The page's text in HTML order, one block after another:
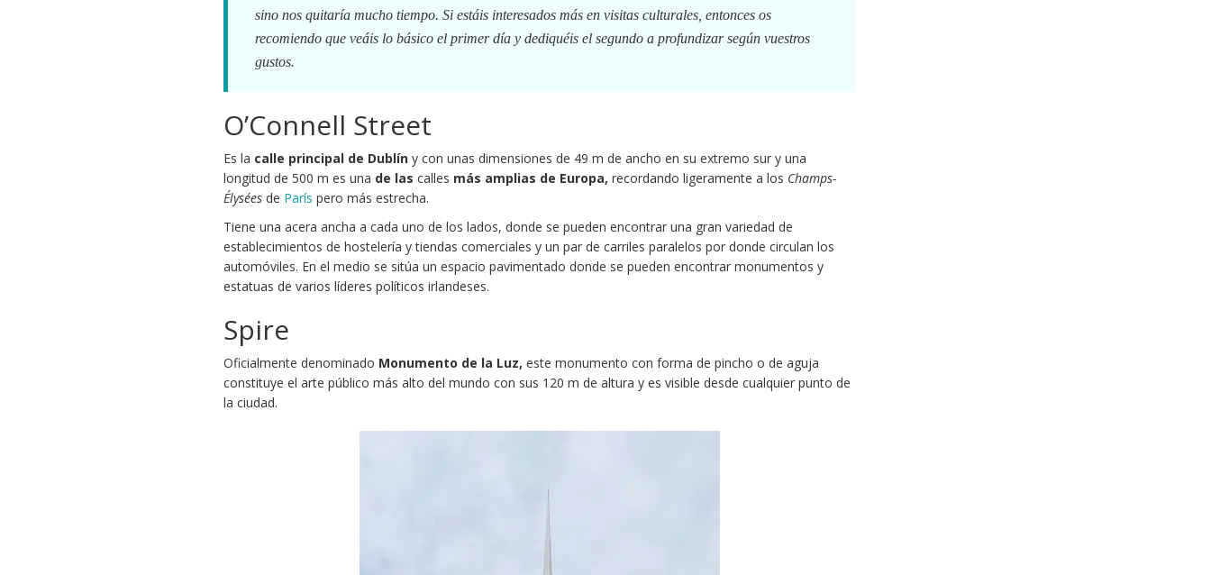
sino nos quitaría mucho tiempo. Si estáis interesados más en visitas culturales, entonces os
recomiendo que veáis lo básico el primer día y dediquéis el segundo a profundizar según vuestros
gustos.
O’Connell Street
Es la calle principal de Dublín y con unas dimensiones de 49 m de ancho en su extremo sur y una
longitud de 500 m es una de las calles más amplias de Europa,recordando ligeramente a los Champs-
Élysées de París pero más estrecha.
Tiene una acera ancha a cada uno de los lados, donde se pueden encontrar una gran variedad de
establecimientos de hostelería y tiendas comerciales y un par de carriles paralelos por donde circulan los
automóviles. En el medio se sitúa un espacio pavimentado donde se pueden encontrar monumentos y
estatuas de varios líderes políticos irlandeses.
Spire
Oficialmente denominado Monumento de la Luz,este monumento con forma de pincho o de aguja
constituye el arte público más alto del mundo con sus 120 m de altura y es visible desde cualquier punto de
la ciudad.